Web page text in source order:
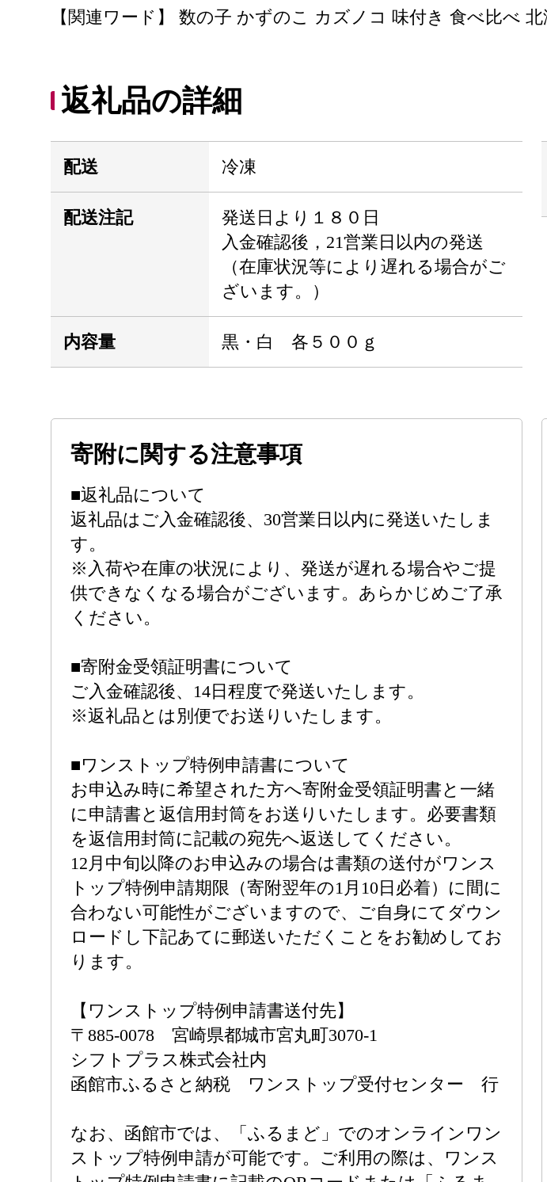
【関連ワード】 数の子 かずのこ カズノコ 味付き 食べ比べ
返礼品の詳細
配送 冷凍
配送注記
発送日より１８０日
入金確認後，21営業日以内の発送
（在庫状況等により遅れる場合がご
ざいます。）
内容量 黒・白 各５００ｇ
寄附に関する注意事項
■返礼品について
返礼品はご入金確認後、30営業日以内に発送いたしま
す。
※入荷や在庫の状況により、発送が遅れる場合やご提
供できなくなる場合がございます。あらかじめご了承
ください。
■寄附金受領証明書について
ご入金確認後、14日程度で発送いたします。
※返礼品とは別便でお送りいたします。
■ワンストップ特例申請書について
お申込み時に希望された方へ寄附金受領証明書と一緒
に申請書と返信用封筒をお送りいたします。必要書類
を返信用封筒に記載の宛先へ返送してください。
12月中旬以降のお申込みの場合は書類の送付がワンス
トップ特例申請期限（寄附翌年の1月10日必着）に間に
合わない可能性がございますので、ご自身にてダウン
ロードし下記あてに郵送いただくことをお勧めしてお
ります。
【ワンストップ特例申請書送付先】
〒885-0078 宮崎県都城市宮丸町3070-1
シフトプラス株式会社内
函館市ふるさと納税 ワンストップ受付センター 行
なお、函館市では、「ふるまど」でのオンラインワン
ストップ特例申請が可能です。ご利用の際は、ワンス